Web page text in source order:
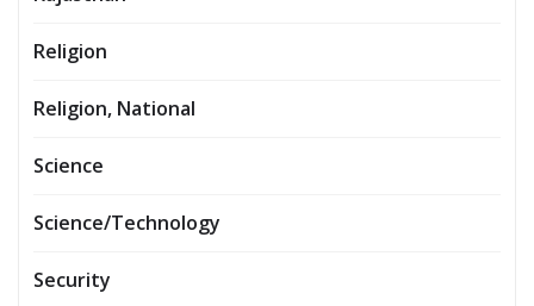
Religion
Religion, National
Science
Science/Technology
Security